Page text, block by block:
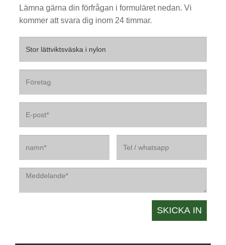
Lämna gärna din förfrågan i formuläret nedan. Vi
kommer att svara dig inom 24 timmar.